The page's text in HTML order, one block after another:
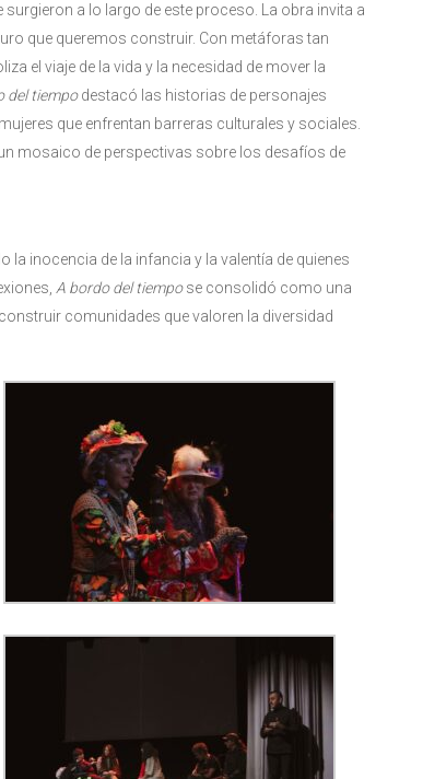
a lo largo de este proceso. La obra invita a
que queremos construir. Con metáforas tan
el viaje de la vida y la necesidad de mover la
del tiempodestacó las historias de personajes
que enfrentan barreras culturales y sociales.
mosaico de perspectivas sobre los desafíos de
inocencia de la infancia y la valentía de quienes
A bordo del tiempose consolidó como una
comunidades que valoren la diversidad